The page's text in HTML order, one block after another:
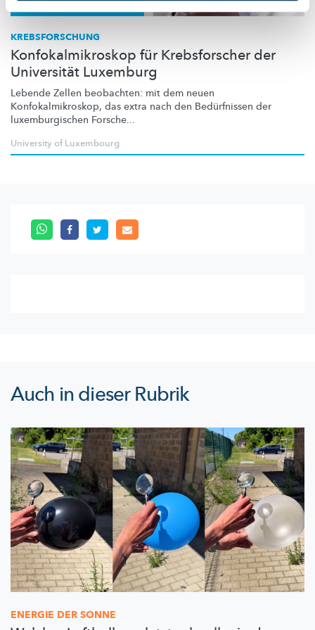
KREBSFORSCHUNG
Konfokalmikroskop für Krebsforscher der
Universität Luxemburg
Lebende Zellen beobachten: mit dem neuen
Konfokalmikroskop, das extra nach den Bedürfnissen der
luxemburgischen Forsche...
University of Luxembourg
Auch in dieser Rubrik
ENERGIE DER SONNE